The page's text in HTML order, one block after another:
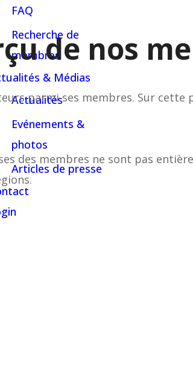
FAQ
Recherche de
membres
& Médias
Actualités
Evénements &
photos
Articles de presse
de nos
parmi ses membres. Sur
des membres ne sont pas